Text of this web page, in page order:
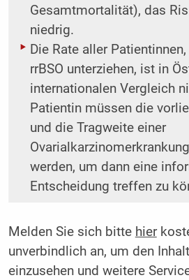
Gesamtmortalität), das
niedrig.
Die Rate aller
rrBSO unterziehen, ist in
internationalen Vergleich
Patientin müssen die
und die Tragweite einer
werden, um dann eine
Entscheidung treffen zu
Melden Sie sich bitte hier
unverbindlich an, um den
einzusehen und weitere